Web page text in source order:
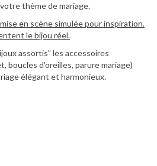
thème de mariage.
en scène simulée pour inspiration.
le bijou réel.
assortis” les accessoires
boucles d'oreilles, parure mariage)
élégant et harmonieux.